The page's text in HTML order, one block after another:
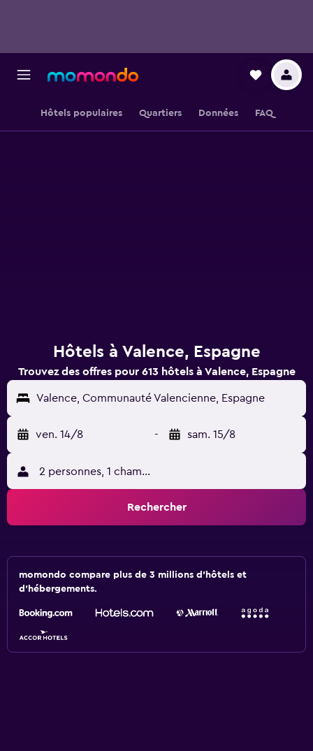
Hôtels populaires Quartiers Données FAQ
Hôtels à Valence, Espagne
Trouvez des offres pour 613 hôtels à Valence, Espagne
Valence, Communauté Valencienne, Espagne
ven. 14/8 - sam. 15/8
2 personnes, 1 chambre
Rechercher
momondo compare plus de 3 millions d'hôtels et
d'hébergements.